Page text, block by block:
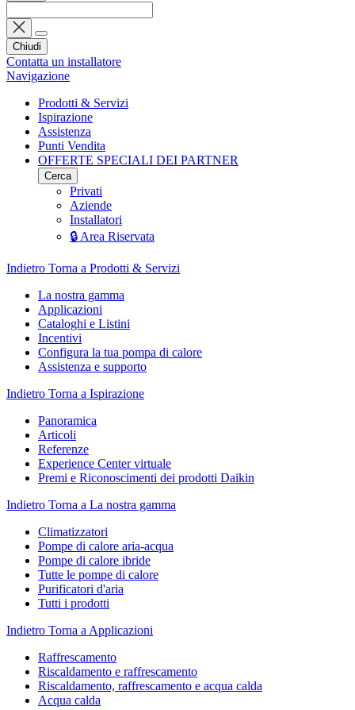
Chiudi
Contatta un installatore
Navigazione
Prodotti & Servizi
Ispirazione
Assistenza
Punti Vendita
OFFERTE SPECIALI DEI PARTNER
Cerca
Privati
Aziende
Installatori
🔒 Area Riservata
Indietro Torna a Prodotti & Servizi
La nostra gamma
Applicazioni
Cataloghi e Listini
Incentivi
Configura la tua pompa di calore
Assistenza e supporto
Indietro Torna a Ispirazione
Panoramica
Articoli
Referenze
Experience Center virtuale
Premi e Riconoscimenti dei prodotti Daikin
Indietro Torna a La nostra gamma
Climatizzatori
Pompe di calore aria-acqua
Pompe di calore ibride
Tutte le pompe di calore
Purificatori d'aria
Tutti i prodotti
Indietro Torna a Applicazioni
Raffrescamento
Riscaldamento e raffrescamento
Riscaldamento, raffrescamento e acqua calda
Acqua calda